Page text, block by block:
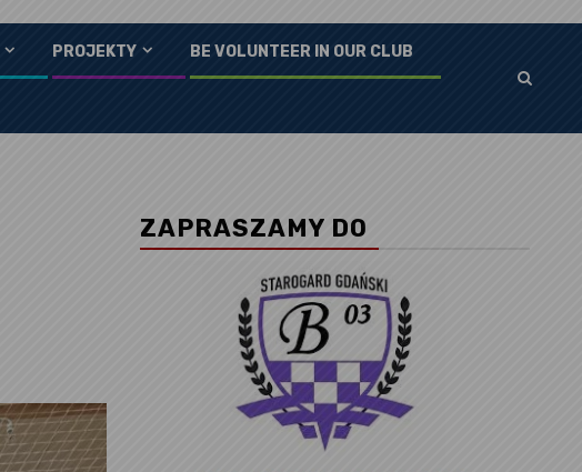
PROJEKTY BE VOLUNTEER IN OUR CLUB
ZAPRASZAMY DO